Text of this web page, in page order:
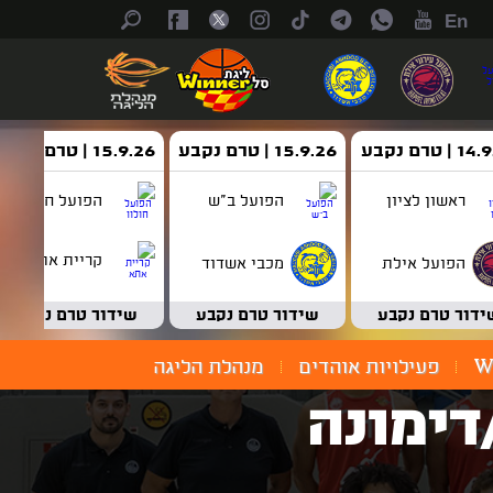
En
טרם נקבע
ראשון לציון
הפועל אילת
טרם נקבע
15.9.26 | טרם נקבע
הפועל ב"ש
מכבי אשדוד
שידור טרם נקבע
15.9.26 | טרם נקבע
הפועל חולון
קריית אתא
שידור טרם נקבע
פעילויות אוהדים מנהלת הליגה